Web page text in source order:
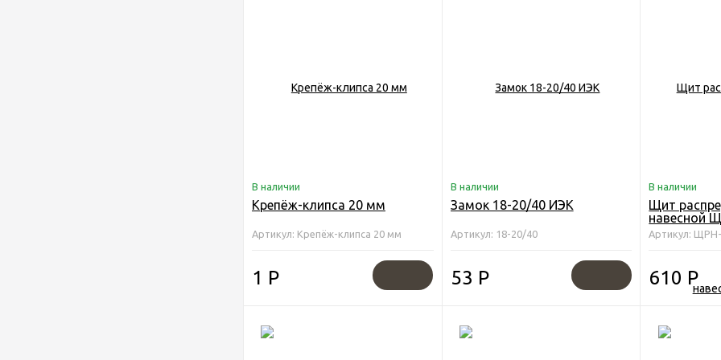
В наличии
Крепёж-клипса 20 мм
Артикул: Крепёж-клипса 20 мм
1 Р
В наличии
Замок 18-20/40 ИЭК
Артикул: 18-20/40
53 Р
В наличии
Щит
навесной
Артикул:
610 Р